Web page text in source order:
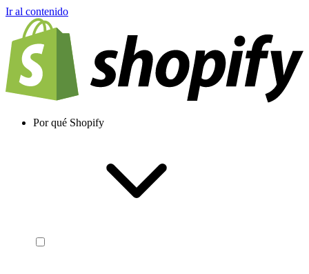
Ir al contenido
Por qué Shopify